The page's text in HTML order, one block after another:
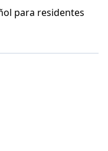
para residentes